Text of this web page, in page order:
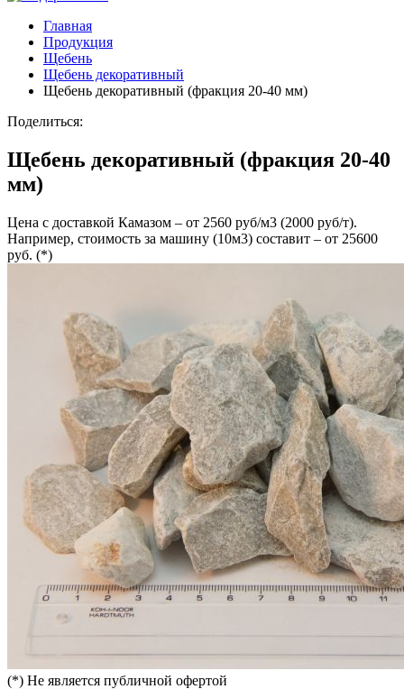
Главная
Продукция
Щебень
Щебень декоративный
Щебень декоративный (фракция 20-40 мм)
Поделиться:
Щебень декоративный (фракция 20-40
мм)
Цена с доставкой Камазом – от 2560 руб/м3 (2000 руб/т).
Например, стоимость за машину (10м3) составит – от 25600
руб. (*)
(*) Не является публичной офертой